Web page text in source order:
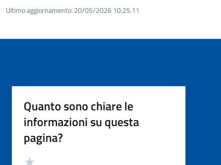
Ultimo aggiornamento: 20/05/2026 10:25.11
Quanto sono chiare le
informazioni su questa
pagina?
Valutazione